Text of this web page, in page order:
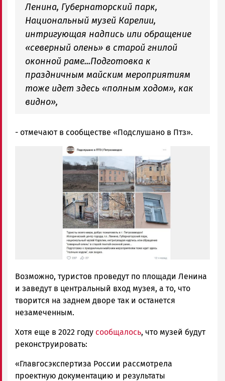
Ленина, Губернаторский парк,
Национальный музей Карелии,
интригующая надпись или обращение
«северный олень» в старой гнилой
оконной раме...Подготовка к
праздничным майским мероприятиям
тоже идет здесь «полным ходом», как
видно»,
- отмечают в сообществе «Подслушано в Птз».
Возможно, туристов проведут по площади Ленина
и заведут в центральный вход музея, а то, что
творится на заднем дворе так и останется
незамеченным.
Хотя еще в 2022 году сообщалось, что музей будут
реконструировать:
«Главгосэкспертиза России рассмотрела
проектную документацию и результаты